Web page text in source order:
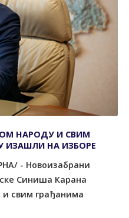
НАРОДУ И СВИМ
ИЗАШЛИ НА ИЗБОРЕ
- Новоизабрани
Синиша Карана
и свим грађанима